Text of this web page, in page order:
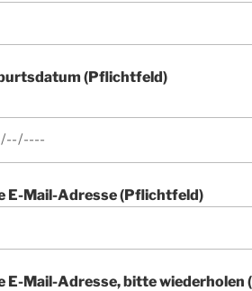
(Pflichtfeld)
E-Mail-Adresse (Pflichtfeld)
E-Mail-Adresse, bitte wiederholen